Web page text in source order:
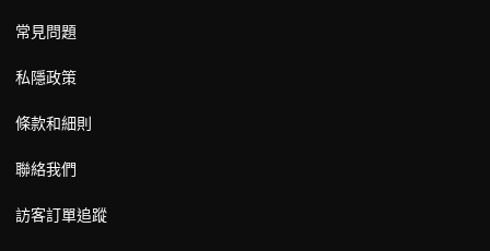
常見問題
私隱政策
條款和細則
聯絡我們
訪客訂單追蹤